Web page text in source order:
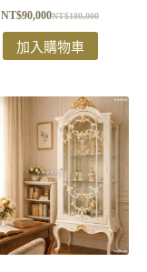
NT$180,000
NT$90,000
加入購物車